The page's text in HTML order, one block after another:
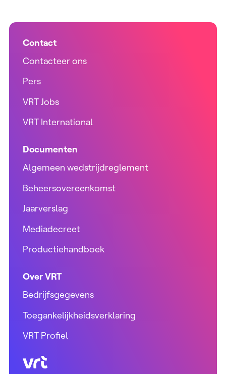
Contact
Contacteer ons
Pers
VRT Jobs
VRT International
Documenten
Algemeen wedstrijdreglement
Beheersovereenkomst
Jaarverslag
Mediadecreet
Productiehandboek
Over VRT
Bedrijfsgegevens
Toegankelijkheidsverklaring
VRT Profiel
VRT (home)